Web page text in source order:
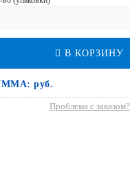
В КОРЗИНУ
руб.
Проблема с заказом?